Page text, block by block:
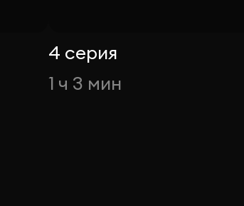
4 серия
1 ч 3 мин